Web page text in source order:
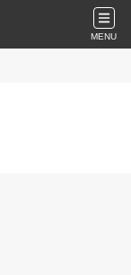
MENU